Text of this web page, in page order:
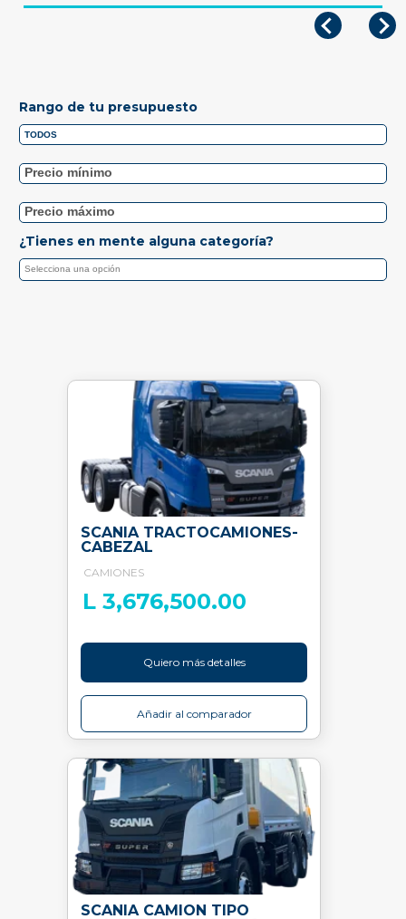
Rango de tu presupuesto
¿Tienes en mente alguna categoría?
SCANIA TRACTOCAMIONES-
CABEZAL
CAMIONES
L 3,676,500.00
Quiero más detalles
Añadir al comparador
SCANIA CAMION TIPO